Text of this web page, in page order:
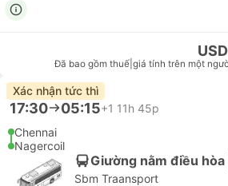
Đã bao gồm thuế giá tính trên một
Xác nhận tức thì
17:30 05:15+1 11h 45p
Chennai
Nagercoil
Giường nằm điều
Sbm Traansport